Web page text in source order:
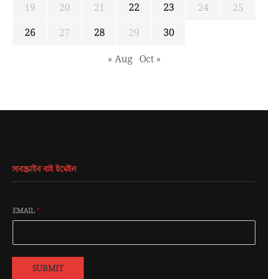
19
20 21 22 23 24
25
26
27 28 29
30
« Aug Oct »
সাবস্ক্রাইব বাই ইমেইল
EMAIL*
SUBMIT